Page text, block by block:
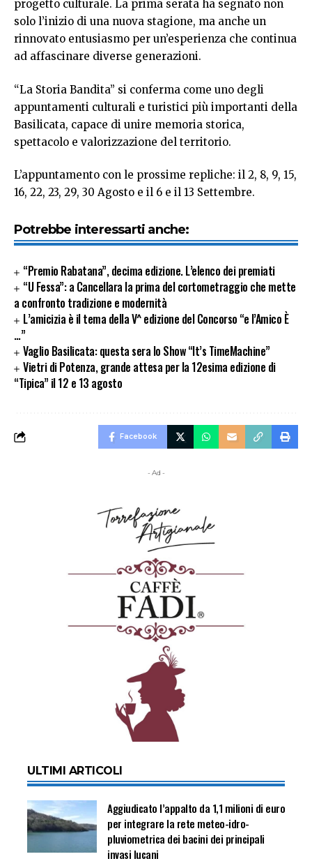
progetto culturale. La prima serata ha segnato non
solo l’inizio di una nuova stagione, ma anche un
rinnovato entusiasmo per un’esperienza che continua
ad affascinare diverse generazioni.
“La Storia Bandita” si conferma come uno degli
appuntamenti culturali e turistici più importanti della
Basilicata, capace di unire memoria storica,
spettacolo e valorizzazione del territorio.
L’appuntamento con le prossime repliche: il 2, 8, 9, 15,
16, 22, 23, 29, 30 Agosto e il 6 e il 13 Settembre.
Potrebbe interessarti anche:
“Premio Rabatana”, decima edizione. L’elenco dei premiati
“U Fessa”: a Cancellara la prima del cortometraggio che mette
a confronto tradizione e modernità
L’amicizia è il tema della V^ edizione del Concorso “e l’Amico È
…”
Vaglio Basilicata: questa sera lo Show “It’s TimeMachine”
Vietri di Potenza, grande attesa per la 12esima edizione di
“Tipica” il 12 e 13 agosto
Facebook
- Ad -
ULTIMI ARTICOLI
Aggiudicato l’appalto da 1,1 milioni di euro
per integrare la rete meteo-idro-
pluviometrica dei bacini dei principali
invasi lucani